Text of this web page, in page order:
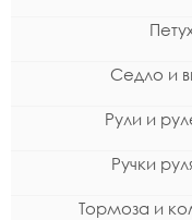
Седло и
Рули и
Ручки
Тормоза и